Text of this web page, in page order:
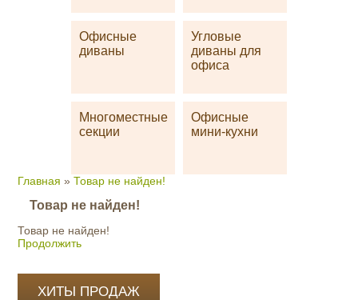
Офисные
диваны
Угловые
диваны для
офиса
Многоместные
секции
Офисные
мини-кухни
Главная » Товар не найден!
Товар не найден!
Товар не найден!
Продолжить
ХИТЫ ПРОДАЖ